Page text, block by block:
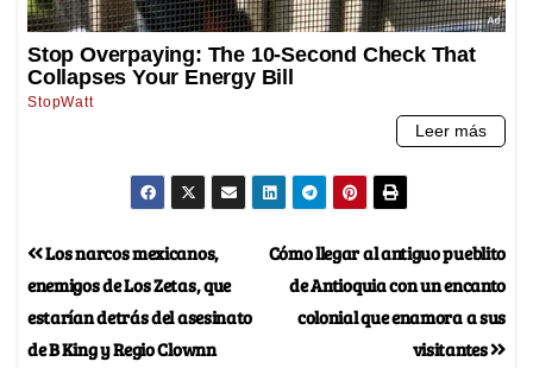
Cómo llegar al antiguo pueblito
de Antioquia con un encanto
colonial que enamora a sus
visitantes
Los narcos mexicanos,
enemigos de Los Zetas, que
estarían detrás del asesinato
de B King y Regio Clownn